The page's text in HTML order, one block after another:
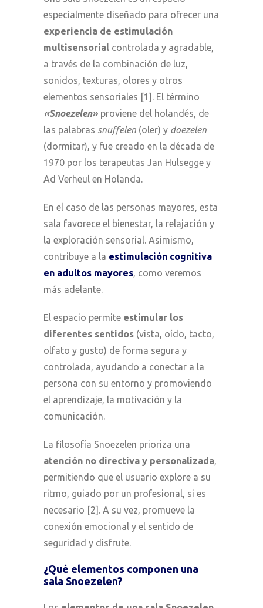
especialmente diseñado para ofrecer una
experiencia de estimulación
multisensorial controlada y agradable,
a través de la combinación de luz,
sonidos, texturas, olores y otros
elementos sensoriales [1]. El término
«Snoezelen» proviene del holandés, de
las palabras snuffelen (oler) y doezelen
(dormitar), y fue creado en la década de
1970 por los terapeutas Jan Hulsegge y
Ad Verheul en Holanda.
En el caso de las personas mayores, esta
sala favorece el bienestar, la relajación y
la exploración sensorial. Asimismo,
contribuye a la estimulación cognitiva
en adultos mayores, como veremos
más adelante.
El espacio permite estimular los
diferentes sentidos (vista, oído, tacto,
olfato y gusto) de forma segura y
controlada, ayudando a conectar a la
persona con su entorno y promoviendo
el aprendizaje, la motivación y la
comunicación.
La filosofía Snoezelen prioriza una
atención no directiva y personalizada,
permitiendo que el usuario explore a su
ritmo, guiado por un profesional, si es
necesario [2]. A su vez, promueve la
conexión emocional y el sentido de
seguridad y disfrute.
¿Qué elementos componen una
sala Snoezelen?